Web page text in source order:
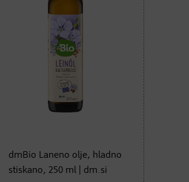
dmBio Laneno olje, hladno
stiskano, 250 ml | dm.si